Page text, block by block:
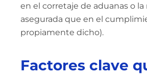
en el corretaje de aduanas o
asegurada que en el
propiamente dicho).
Factores clave